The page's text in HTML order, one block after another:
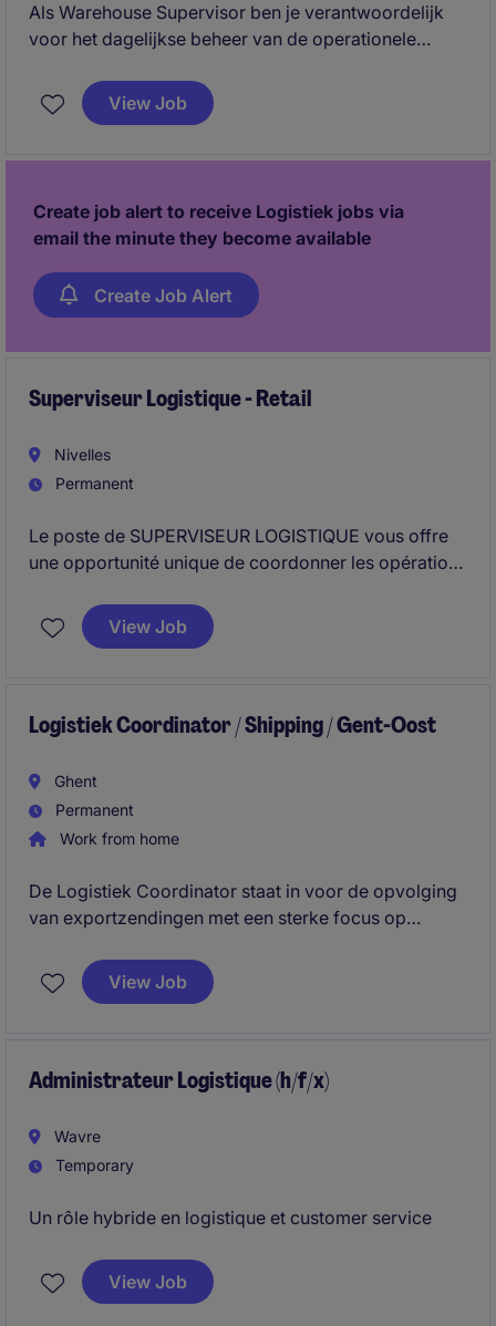
Als Warehouse Supervisor ben je verantwoordelijk
voor het dagelijkse beheer van de operationele
kwaliteit en veiligheid. Je stuurt team leaders en
operatoren aan en speelt een sleutelrol in het
View Job
Create job alert to receive Logistiek jobs via
email the minute they become available
Create Job Alert
Superviseur Logistique - Retail
Nivelles
Permanent
Le poste de SUPERVISEUR LOGISTIQUE vous offre
une opportunité unique de coordonner les opérations
NIVELLES, vous jouerez un rôle clé dans
l'optimisation des flux et des processus logistiques.
View Job
Logistiek Coordinator / Shipping / Gent-Oost
Ghent
Permanent
Work from home
De Logistiek Coordinator staat in voor de opvolging
van exportzendingen met een sterke focus op
beheert exportdossiers van A tot Z en werkt nauw
samen met leveranciers, freight forwarders en
View Job
Administrateur Logistique (h/f/x)
Wavre
Temporary
Un rôle hybride en logistique et customer service
View Job